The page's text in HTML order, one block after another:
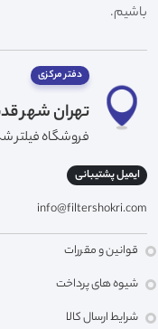
باشیم.
دفتر مرکزی
تهران شهر
فروشگاه فیلتر
ایمیل پشتیبانی
info@filtershokri.com
قوانین و مقررات
شیوه های پرداخت
شرایط ارسال کالا